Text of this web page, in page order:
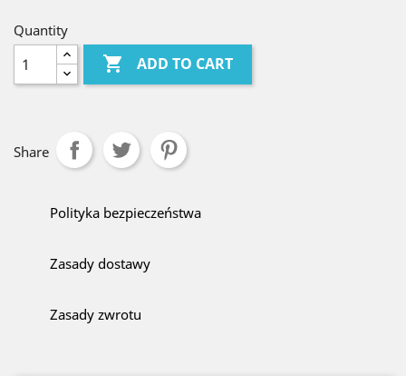
Quantity
 ADD TO CART
Share
Polityka bezpieczeństwa
Zasady dostawy
Zasady zwrotu